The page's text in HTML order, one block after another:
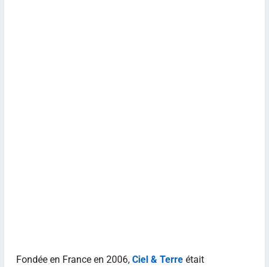
Fondée en France en 2006, Ciel & Terreétait